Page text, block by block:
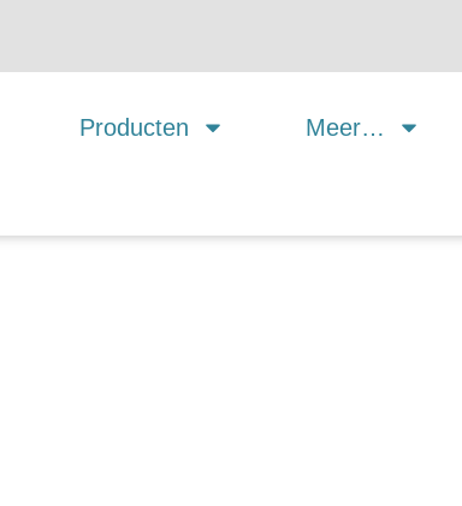
Producten Meer…